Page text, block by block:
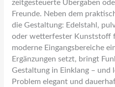
zeitgesteuerte Übergaben
Freunde. Neben dem
die Gestaltung: Edelstahl,
oder wetterfester Kunststoff
moderne Eingangsbereiche
Ergänzungen setzt, bringt
Gestaltung in Einklang – und
Problem elegant und